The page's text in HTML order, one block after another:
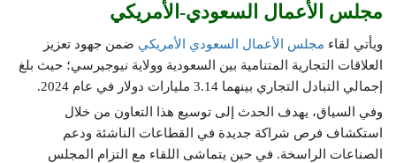
مجلس الأعمال السعودي-الأمريكي
ويأتي لقاء مجلس الأعمال السعودي الأمريكي ضمن جهود تعزيز
العلاقات التجارية المتنامية بين السعودية وولاية نيوجيرسي؛ حيث بلغ
إجمالي التبادل التجاري بينهما 3.14 مليارات دولار في عام 2024.
وفي السياق، يهدف الحدث إلى توسيع هذا التعاون من خلال
استكشاف فرص شراكة جديدة في القطاعات الناشئة ودعم
الصناعات الراسخة. في حين يتماشى اللقاء مع التزام المجلس